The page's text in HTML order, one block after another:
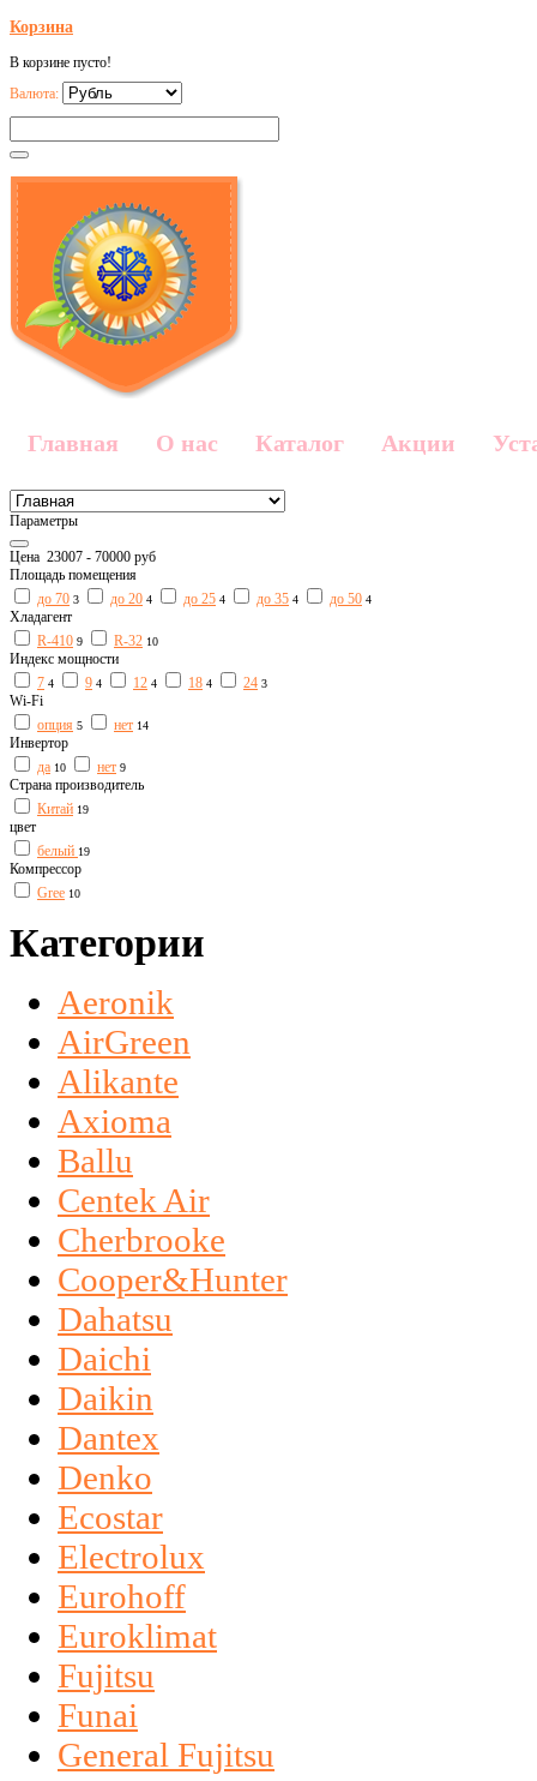
Корзина
В корзине пусто!
Валюта:
Главная О нас Каталог Акции
Параметры
Цена 23007 - 70000 руб
Площадь помещения
до 70 3 до 20 4 до 25 4 до 35 4 до 50 4
Хладагент
R-410 9 R-32 10
Индекс мощности
7 4 9 4 12 4 18 4 24 3
Wi-Fi
опция 5 нет 14
Инвертор
да 10 нет 9
Страна производитель
Китай 19
цвет
белый 19
Компрессор
Gree 10
Категории
Aeronik
AirGreen
Alikante
Axioma
Ballu
Centek Air
Cherbrooke
Cooper&Hunter
Dahatsu
Daichi
Daikin
Dantex
Denko
Ecostar
Electrolux
Eurohoff
Euroklimat
Fujitsu
Funai
General Fujitsu